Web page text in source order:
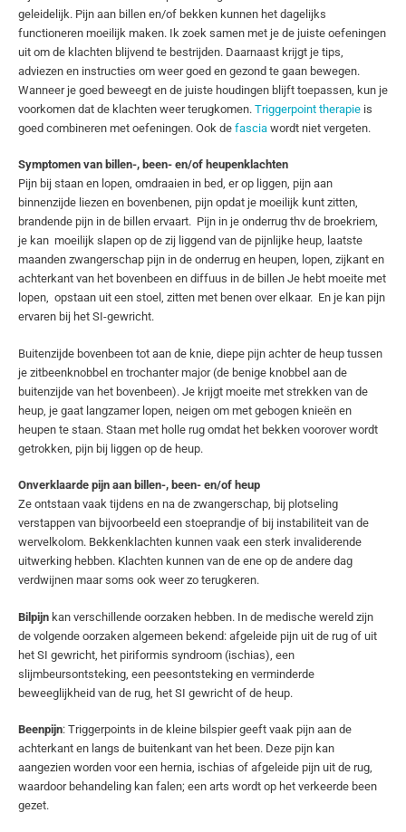
geleidelijk. Pijn aan billen en/of bekken kunnen het dagelijks
functioneren moeilijk maken. Ik zoek samen met je de juiste oefeningen
uit om de klachten blijvend te bestrijden. Daarnaast krijgt je tips,
adviezen en instructies om weer goed en gezond te gaan bewegen.
Wanneer je goed beweegt en de juiste houdingen blijft toepassen, kun je
voorkomen dat de klachten weer terugkomen. Triggerpoint therapie is
goed combineren met oefeningen. Ook de fascia wordt niet vergeten.
Symptomen van billen-, been- en/of heupenklachten
Pijn bij staan en lopen, omdraaien in bed, er op liggen, pijn aan
binnenzijde liezen en bovenbenen, pijn opdat je moeilijk kunt zitten,
brandende pijn in de billen ervaart. Pijn in je onderrug thv de broekriem,
je kan moeilijk slapen op de zij liggend van de pijnlijke heup, laatste
maanden zwangerschap pijn in de onderrug en heupen, lopen, zijkant en
achterkant van het bovenbeen en diffuus in de billen Je hebt moeite met
lopen, opstaan uit een stoel, zitten met benen over elkaar. En je kan pijn
ervaren bij het SI-gewricht.
Buitenzijde bovenbeen tot aan de knie, diepe pijn achter de heup tussen
je zitbeenknobbel en trochanter major (de benige knobbel aan de
buitenzijde van het bovenbeen). Je krijgt moeite met strekken van de
heup, je gaat langzamer lopen, neigen om met gebogen knieën en
heupen te staan. Staan met holle rug omdat het bekken voorover wordt
getrokken, pijn bij liggen op de heup.
Onverklaarde pijn aan billen-, been- en/of heup
Ze ontstaan vaak tijdens en na de zwangerschap, bij plotseling
verstappen van bijvoorbeeld een stoeprandje of bij instabiliteit van de
wervelkolom. Bekkenklachten kunnen vaak een sterk invaliderende
uitwerking hebben. Klachten kunnen van de ene op de andere dag
verdwijnen maar soms ook weer zo terugkeren.
Bilpijn kan verschillende oorzaken hebben. In de medische wereld zijn
de volgende oorzaken algemeen bekend: afgeleide pijn uit de rug of uit
het SI gewricht, het piriformis syndroom (ischias), een
slijmbeursontsteking, een peesontsteking en verminderde
beweeglijkheid van de rug, het SI gewricht of de heup.
Beenpijn: Triggerpoints in de kleine bilspier geeft vaak pijn aan de
achterkant en langs de buitenkant van het been. Deze pijn kan
aangezien worden voor een hernia, ischias of afgeleide pijn uit de rug,
waardoor behandeling kan falen; een arts wordt op het verkeerde been
gezet.